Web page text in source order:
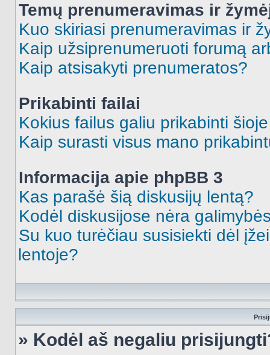
Temų prenumeravimas ir
Kuo skiriasi prenumeravimas ir
Kaip užsiprenumeruoti forumą
Kaip atsisakyti prenumeratos?
Prikabinti failai
Kokius failus galiu prikabinti
Kaip surasti visus mano
Informacija apie phpBB 3
Kas parašė šią diskusijų lentą?
Kodėl diskusijose nėra
Su kuo turėčiau susisiekti dėl
lentoje?
» Kodėl aš negaliu